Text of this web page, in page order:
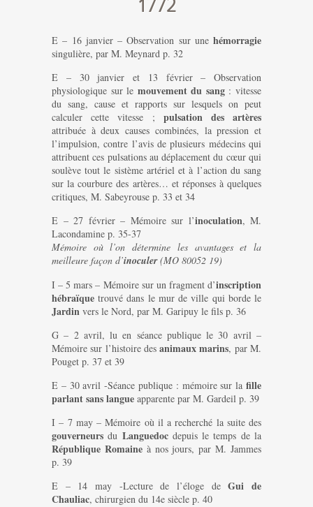
1772
E – 16 janvier – Observation sur une hémorragie
singulière, par M. Meynard p. 32
E – 30 janvier et 13 février – Observation
physiologique sur le mouvement du sang : vitesse
du sang, cause et rapports sur lesquels on peut
calculer cette vitesse ; pulsation des artères
attribuée à deux causes combinées, la pression et
l’impulsion, contre l’avis de plusieurs médecins qui
attribuent ces pulsations au déplacement du cœur qui
soulève tout le sistème artériel et à l’action du sang
sur la courbure des artères… et réponses à quelques
critiques, M. Sabeyrouse p. 33 et 34
E – 27 février – Mémoire sur l’inoculation, M.
Lacondamine p. 35-37
Mémoire où l’on détermine les avantages et la
meilleure façon d’inoculer(MO 80052 19)
I – 5 mars – Mémoire sur un fragment d’inscription
hébraïque trouvé dans le mur de ville qui borde le
Jardin vers le Nord, par M. Garipuy le fils p. 36
G – 2 avril, lu en séance publique le 30 avril –
Mémoire sur l’histoire desanimaux marins, par M.
Pouget p. 37 et 39
E – 30 avril -Séance publique : mémoire sur la fille
parlant sans langue apparente par M. Gardeil p. 39
I – 7 may – Mémoire où il a recherché la suite des
gouverneurs du Languedocdepuis le temps de la
République Romaineà nos jours, par M. Jammes
p. 39
E – 14 may -Lecture de l’éloge deGui de
Chauliac, chirurgien du 14e siècle p. 40